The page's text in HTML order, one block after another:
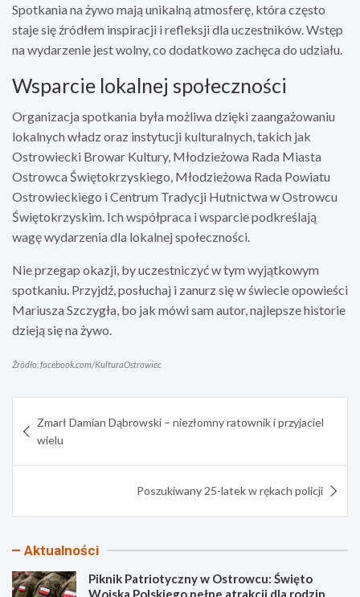
Spotkania na żywo mają unikalną atmosferę, która często
staje się źródłem inspiracji i refleksji dla uczestników. Wstęp
na wydarzenie jest wolny, co dodatkowo zachęca do udziału.
Wsparcie lokalnej społeczności
Organizacja spotkania była możliwa dzięki zaangażowaniu
lokalnych władz oraz instytucji kulturalnych, takich jak
Ostrowiecki Browar Kultury, Młodzieżowa Rada Miasta
Ostrowca Świętokrzyskiego, Młodzieżowa Rada Powiatu
Ostrowieckiego i Centrum Tradycji Hutnictwa w Ostrowcu
Świętokrzyskim. Ich współpraca i wsparcie podkreślają
wagę wydarzenia dla lokalnej społeczności.
Nie przegap okazji, by uczestniczyć w tym wyjątkowym
spotkaniu. Przyjdź, posłuchaj i zanurz się w świecie opowieści
Mariusza Szczygła, bo jak mówi sam autor, najlepsze historie
dzieją się na żywo.
Źródło: facebook.com/KulturaOstrowiec
wpisu
Zmarł Damian Dąbrowski – niezłomny ratownik i przyjaciel
wielu
Poszukiwany 25-latek w rękach policji
Aktualności
Piknik Patriotyczny w Ostrowcu: Święto
Wojska Polskiego pełne atrakcji dla rodzin